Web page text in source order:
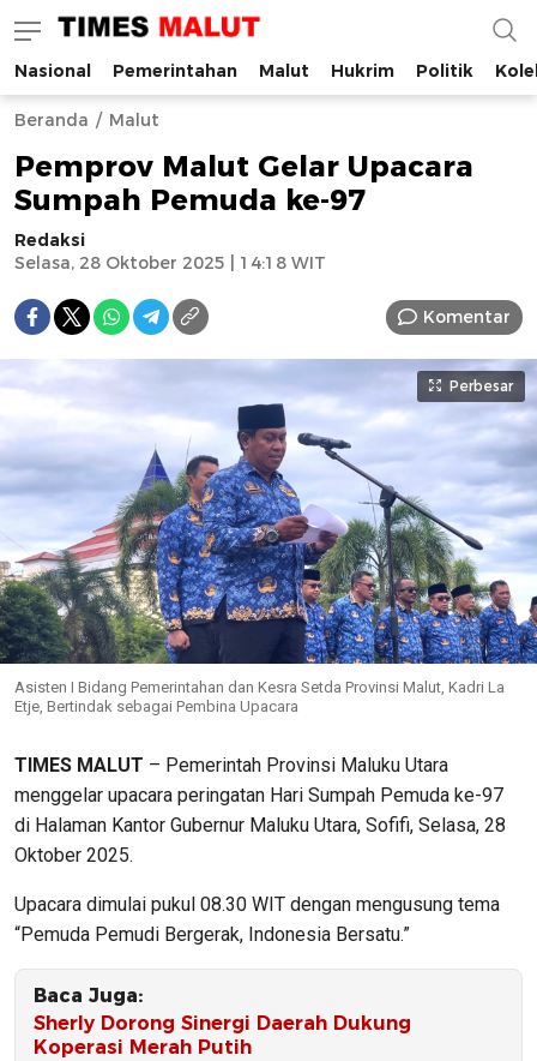
Times Malut
Berita Maluku Utara Terbaru
Nasional Pemerintahan Malut Hukrim Politik
Beranda Malut
Pemprov Malut Gelar Upacara
Sumpah Pemuda ke-97
Redaksi
Selasa, 28 Oktober 2025 | 14:18 WIT
Komentar
Perbesar
Asisten I Bidang Pemerintahan dan Kesra Setda Provinsi Malut, Kadri La
Etje, Bertindak sebagai Pembina Upacara
TIMES MALUT – Pemerintah Provinsi Maluku Utara
menggelar upacara peringatan Hari Sumpah Pemuda ke-97
di Halaman Kantor Gubernur Maluku Utara, Sofifi, Selasa, 28
Oktober 2025.
Upacara dimulai pukul 08.30 WIT dengan mengusung tema
“Pemuda Pemudi Bergerak, Indonesia Bersatu.”
Baca Juga:
Sherly Dorong Sinergi Daerah Dukung
Koperasi Merah Putih